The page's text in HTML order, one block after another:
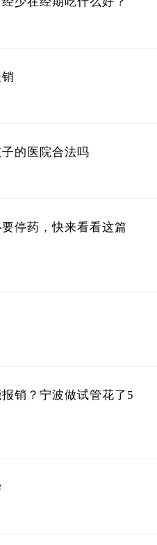
的医院合法吗
停药，快来看看这篇
销？宁波做试管花了5